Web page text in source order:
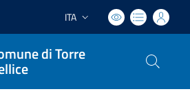
Lingua attiva:
ITA
di Torre